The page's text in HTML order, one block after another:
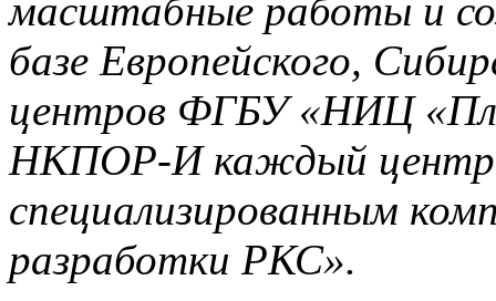
масштабные работы и
базе Европейского,
центров ФГБУ «НИЦ
НКПОР-И каждый центр
специализированным
разработки РКС».